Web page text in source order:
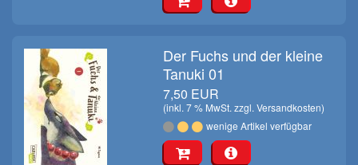
Der Fuchs und der kleine
Tanuki 01
7,50 EUR
(inkl. 7 % MwSt. zzgl.Versandkosten)
wenige Artikel verfügbar